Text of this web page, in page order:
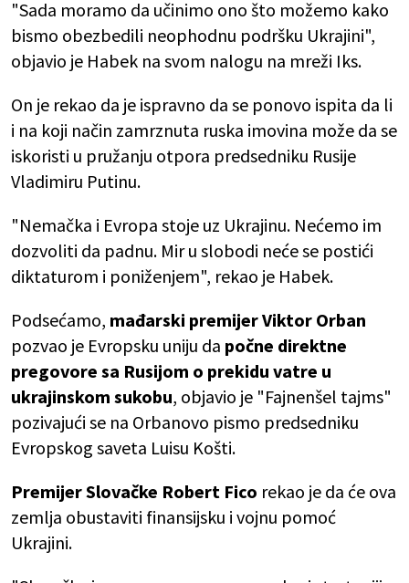
"Sada moramo da učinimo ono što možemo kako
bismo obezbedili neophodnu podršku Ukrajini",
objavio je Habek na svom nalogu na mreži Iks.
On je rekao da je ispravno da se ponovo ispita da li
i na koji način zamrznuta ruska imovina može da se
iskoristi u pružanju otpora predsedniku Rusije
Vladimiru Putinu.
"Nemačka i Evropa stoje uz Ukrajinu. Nećemo im
dozvoliti da padnu. Mir u slobodi neće se postići
diktaturom i poniženjem", rekao je Habek.
Podsećamo, mađarski premijer Viktor Orban
pozvao je Evropsku uniju da počne direktne
pregovore sa Rusijom o prekidu vatre u
ukrajinskom sukobu, objavio je "Fajnenšel tajms"
pozivajući se na Orbanovo pismo predsedniku
Evropskog saveta Luisu Košti.
Premijer Slovačke Robert Fico rekao je da će ova
zemlja obustaviti finansijsku i vojnu pomoć
Ukrajini.